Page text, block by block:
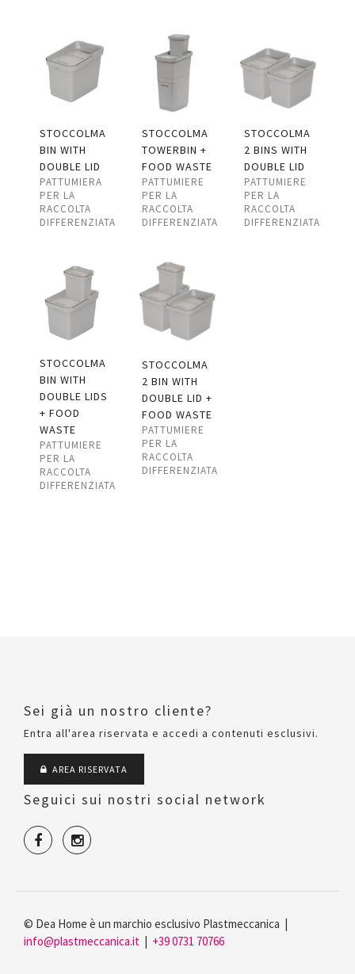
STOCCOLMA
BIN WITH
DOUBLE LID
PATTUMIERA
PER LA
RACCOLTA
DIFFERENZIATA
STOCCOLMA
TOWERBIN +
FOOD WASTE
PATTUMIERE
PER LA
RACCOLTA
DIFFERENZIATA
STOCCOLMA
2 BINS WITH
DOUBLE LID
PATTUMIERE
PER LA
RACCOLTA
DIFFERENZIATA
STOCCOLMA
BIN WITH
DOUBLE LIDS
+ FOOD
WASTE
PATTUMIERE
PER LA
RACCOLTA
DIFFERENZIATA
STOCCOLMA
2 BIN WITH
DOUBLE LID +
FOOD WASTE
PATTUMIERE
PER LA
RACCOLTA
DIFFERENZIATA
Sei già un nostro cliente?
Entra all'area riservata e accedi a contenuti esclusivi.
AREA RISERVATA
Seguici sui nostri social network
© Dea Home è un marchio esclusivo Plastmeccanica |
info@plastmeccanica.it | +39 0731 70766